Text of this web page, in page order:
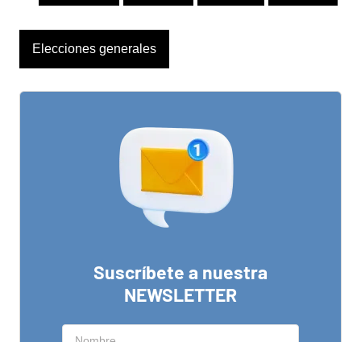
Elecciones generales
Suscríbete a nuestra
NEWSLETTER